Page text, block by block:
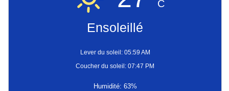
C
Ensoleillé
Lever du soleil: 05:59 AM
Coucher du soleil: 07:47 PM
Humidité: 63%